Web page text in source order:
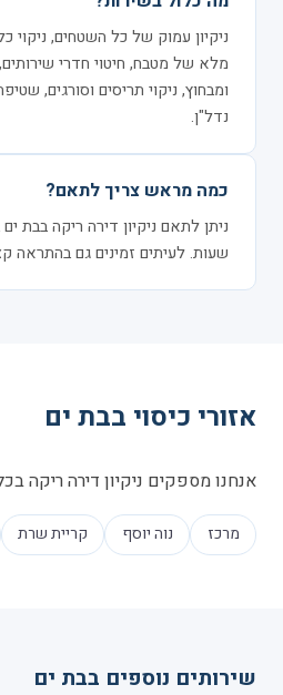
ניקיון עמוק של כל השטחים, ניקוי
מלא של מטבח, חיטוי חדרי שירותים,
ומבחוץ, ניקוי תריסים וסורגים,
נדל"ן.
כמה מראש צריך לתאם?
שעות. לעיתים זמינים גם בהתראה
אזורי כיסוי בבת ים
אנחנו מספקים ניקיון דירה ריקה
מרכז נוה יוסף קריית שרת
שירותים נוספים בבת ים